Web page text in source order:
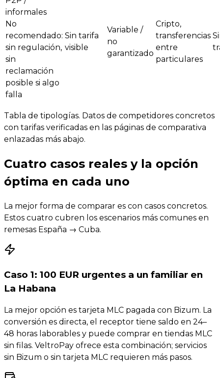
informales
No
recomendado:
sin regulación,
sin
reclamación
posible si algo
falla
Sin tarifa
visible
Variable /
no
garantizado
Cripto,
transferencias
entre
particulares
Tabla de tipologías. Datos de competidores concretos
con tarifas verificadas en las páginas de comparativa
enlazadas más abajo.
Cuatro casos reales y la opción
óptima en cada uno
La mejor forma de comparar es con casos concretos.
Estos cuatro cubren los escenarios más comunes en
remesas España → Cuba.
Caso 1: 100 EUR urgentes a un familiar en
La Habana
La mejor opción es tarjeta MLC pagada con Bizum. La
conversión es directa, el receptor tiene saldo en 24–
48 horas laborables y puede comprar en tiendas MLC
sin filas. VeltroPay ofrece esta combinación; servicios
sin Bizum o sin tarjeta MLC requieren más pasos.